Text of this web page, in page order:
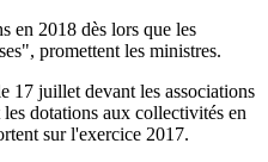
en 2018 dès lors que les
promettent les ministres.
17 juillet devant les associations
dotations aux collectivités en
sur l'exercice 2017.